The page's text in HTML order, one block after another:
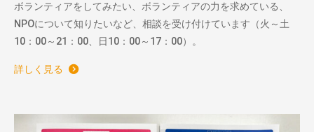
ボランティアをしてみたい、ボランティアの力を求めている、
NPOについて知りたいなど、相談を受け付けています（火～土
10：00～21：00、日10：00～17：00）。
詳しく見る